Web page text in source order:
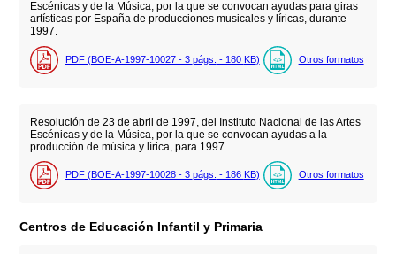
Escénicas y de la Música, por la que se convocan ayudas para giras
artísticas por España de producciones musicales y líricas, durante
1997.
PDF (BOE-A-1997-10027 - 3 págs. - 180 KB) Otros formatos
Resolución de 23 de abril de 1997, del Instituto Nacional de las Artes
Escénicas y de la Música, por la que se convocan ayudas a la
producción de música y lírica, para 1997.
PDF (BOE-A-1997-10028 - 3 págs. - 186 KB) Otros formatos
Centros de Educación Infantil y Primaria